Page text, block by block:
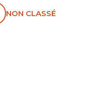
NON CLASSÉ